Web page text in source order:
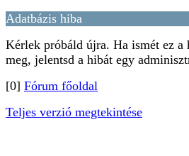
Adatbázis hiba
Kérlek próbáld újra. Ha ismét ez a
meg, jelentsd a hibát egy
[0] Fórum főoldal
Teljes verzió megtekintése